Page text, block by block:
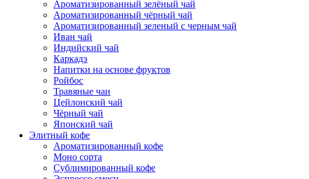
Ароматизированный зелёный чай
Ароматизированный чёрный чай
Ароматизированный зеленый с черным чай
Иван чай
Индийский чай
Каркадэ
Напитки на основе фруктов
Ройбос
Травяные чаи
Цейлонский чай
Чёрный чай
Японский чай
Элитный кофе
Ароматизированный кофе
Моно сорта
Сублимированный кофе